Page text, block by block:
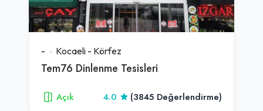
- Kocaeli - Körfez
Tem76 Dinlenme Tesisleri
Açık 4.0 (3845 Değerlendirme)